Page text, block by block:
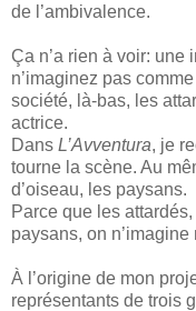
de l’ambivalence.
Ça n’a rien à voir: une
n’imaginez pas
société, là-bas, les
actrice.
Dans L’Avventura, je
tourne la scène. Au
d’oiseau, les paysans.
Parce que les
paysans, on
À l’origine de mon
représentants de trois